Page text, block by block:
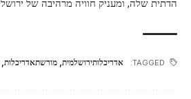
הדתית שלה, ומעניק חוויה מרהיבה של
TAGGED: אדריכלותירושלמית מורשתאדריכלות